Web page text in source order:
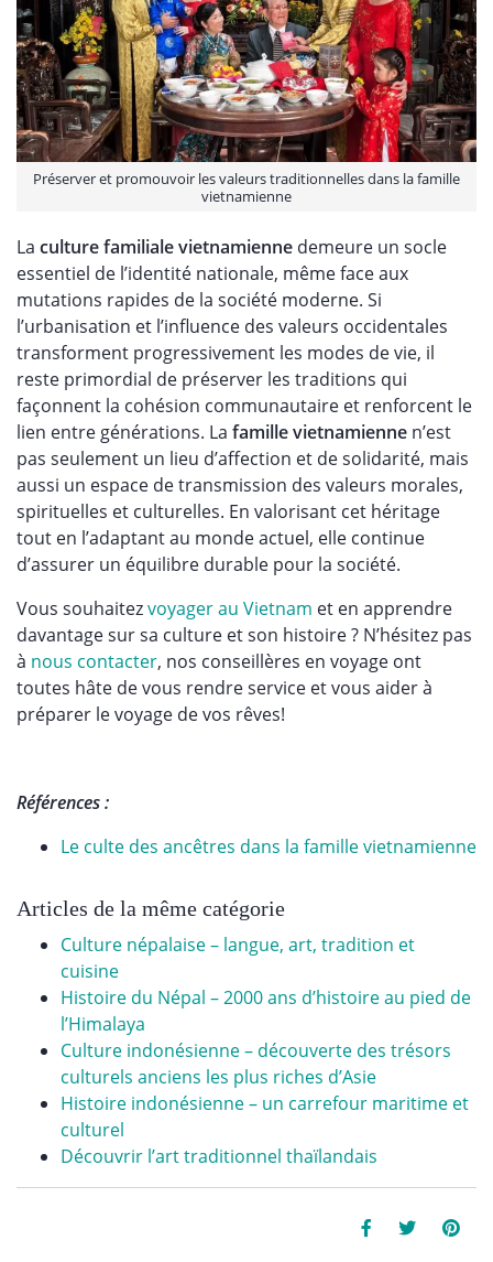
Préserver et promouvoir les valeurs traditionnelles dans la famille
vietnamienne
La culture familiale vietnamienne demeure un socle
essentiel de l’identité nationale, même face aux
mutations rapides de la société moderne. Si
l’urbanisation et l’influence des valeurs occidentales
transforment progressivement les modes de vie, il
reste primordial de préserver les traditions qui
façonnent la cohésion communautaire et renforcent le
lien entre générations. La famille vietnamienne n’est
pas seulement un lieu d’affection et de solidarité, mais
aussi un espace de transmission des valeurs morales,
spirituelles et culturelles. En valorisant cet héritage
tout en l’adaptant au monde actuel, elle continue
d’assurer un équilibre durable pour la société.
Vous souhaitezvoyager au Vietnam et en apprendre
davantage sur sa culture et son histoire ? N’hésitez pas
à nous contacter, nos conseillères en voyage ont
toutes hâte de vous rendre service et vous aider à
préparer le voyage de vos rêves!
Références :
Le culte des ancêtres dans la famille vietnamienne
Articles de la même catégorie
Culture népalaise – langue, art, tradition et
cuisine
Histoire du Népal – 2000 ans d’histoire au pied de
l’Himalaya
Culture indonésienne – découverte des trésors
culturels anciens les plus riches d’Asie
Histoire indonésienne – un carrefour maritime et
culturel
Découvrir l’art traditionnel thaïlandais